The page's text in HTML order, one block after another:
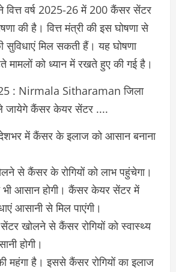
वित्त वर्ष 2025-26 में 200 कैंसर सेंटर
की है। वित्त मंत्री की इस घोषणा से
मिल सकती हैं। यह घोषणा
को ध्यान में रखते हुए की गई है।
में कैंसर के इलाज को आसान बनाना
से कैंसर के रोगियों को लाभ पहुंचेगा।
आसान होगी। कैंसर केयर सेंटर में
आसानी से मिल पाएंगी।
खोलने से कैंसर रोगियों को स्वास्थ्य
होगी।
महंगा है। इससे कैंसर रोगियों का इलाज